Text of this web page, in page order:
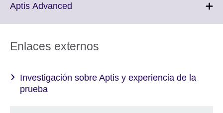
Aptis Advanced
information
Enlaces externos
Investigación sobre Aptis y experiencia de la
prueba